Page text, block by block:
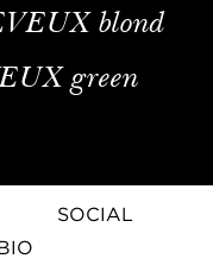
blond
green
SOCIAL